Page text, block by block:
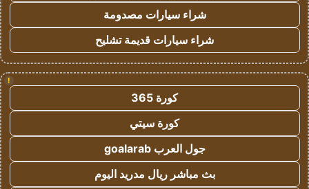
شراء سيارات مصدومة
شراء سيارات قديمة تشليح
!
كورة 365
كورة سيتي
جول العرب goalarab
بث مباشر ريال مدريد اليوم